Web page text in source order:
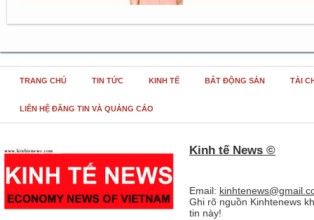
TRANG CHỦ TIN TỨC KINH TẾ BẤT ĐỘNG SẢN TÀI
LIÊN HỆ ĐĂNG TIN VÀ QUẢNG CÁO
Kinh tế News ©
Email:
Ghi rõ nguồn Kinhtenews
tin này!